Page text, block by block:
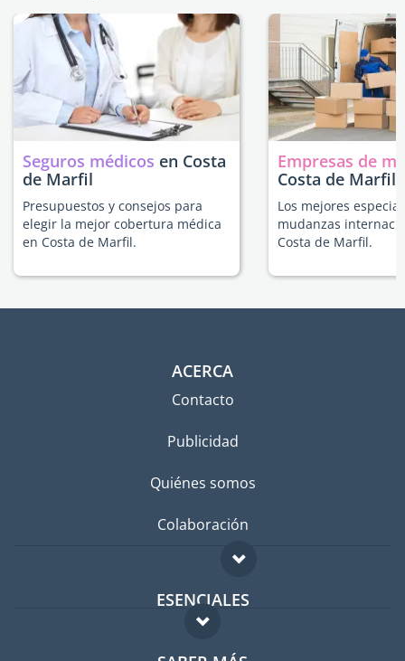
Seguros médicos en Costa
de Marfil
Presupuestos y consejos para
elegir la mejor cobertura médica
en Costa de Marfil.
Empresas de
Costa de Marfil
Los mejores
mudanzas
Costa de Marfil.
ACERCA
Contacto
Publicidad
Quiénes somos
Colaboración
ESENCIALES
Foro para expatriados